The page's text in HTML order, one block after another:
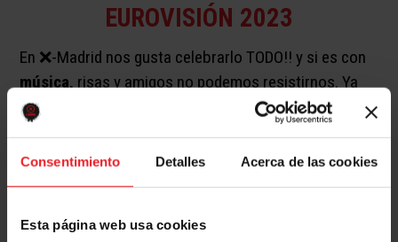
Consentimiento Detalles Acerca de las cookies
Esta página web usa cookies
EUROVISIÓN 2023
En ❌-Madrid nos gusta celebrarlo TODO!! y si es con
música,risas y amigos no podemos resistirnos. Ya
sabes que la final del
Festival de Eurovisiónserá el
venir aOCINEa disfrutarlo en una de nuestras
espectaculares salas de cine😍? El buen rollo y
ENTRADA PARA EUROVISIÓN.